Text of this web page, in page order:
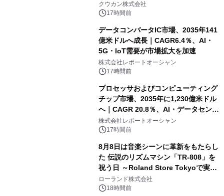
クウカン株式会社
17時間前
データコンバータIC市場、2035年141
億米ドルへ成長｜CAGR6.4％、AI・
5G・IoT需要が市場拡大を加速
株式会社レポートオーシャン
17時間前
プロセッサおよびコンピューティング
チップ市場、2035年に1,230億米ドル
へ｜CAGR 20.8％、AI・データセンタ
ー需要が成長を牽引
株式会社レポートオーシャン
17時間前
8月8日は音楽シーンに革新をもたらし
た 伝説のリズムマシン「TR-808」を
祝う日 ～Roland Store Tokyoで実機
を展示しての 記念キャンペーンを開
催 英国ラジオ「NTS」の 特別プログ
ローランド株式会社
18時間前